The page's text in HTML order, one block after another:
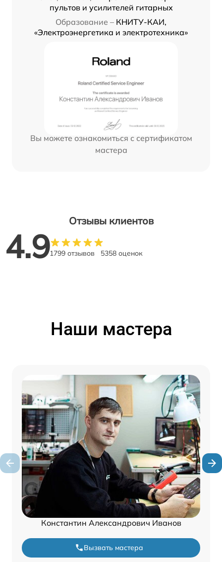
пультов и усилителей гитарных
Образование – КНИТУ-КАИ,
«Электроэнергетика и электротехника»
Вы можете ознакомиться с сертификатом
мастера
Отзывы клиентов
4.91799 отзывов 5358 оценок
Наши мастера
Константин Александрович Иванов
Вызвать мастера